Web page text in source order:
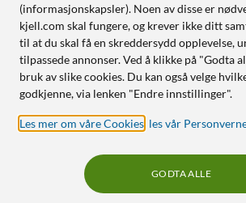
Handle fra:
Sverige
Norge
(informasjonskapsler). Noen av disse er
kjell.com skal fungere, og krever ikke ditt
til at du skal få en skreddersydd opplevelse,
tilpassede annonser. Ved å klikke på "Godta
bruk av slike cookies. Du kan også velge
godkjenne, via lenken "Endre innstillinger".
Les mer om våre Cookies les vår
GODTA ALLE